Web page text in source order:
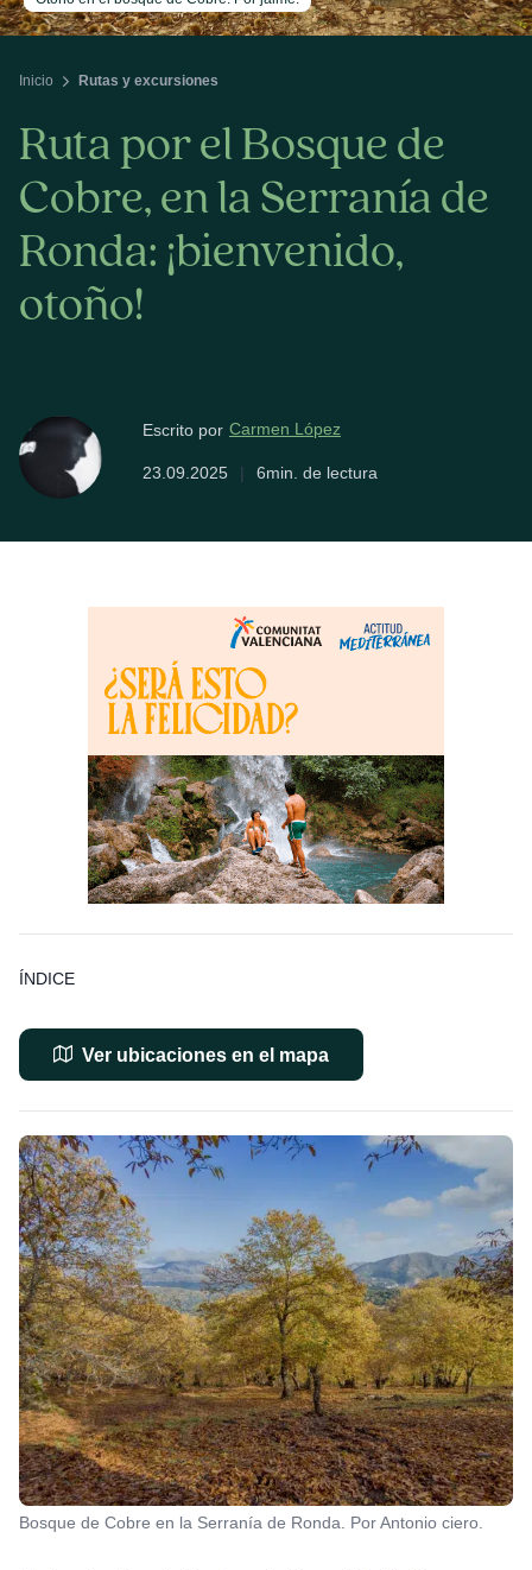
Inicio Rutas y excursiones
Ruta por el Bosque de
Cobre, en la Serranía de
Ronda: ¡bienvenido,
otoño!
Escrito por Carmen López
23.09.2025 | 6min. de lectura
ÍNDICE
Ver ubicaciones en el mapa
Bosque de Cobre en la Serranía de Ronda. Por Antonio ciero.